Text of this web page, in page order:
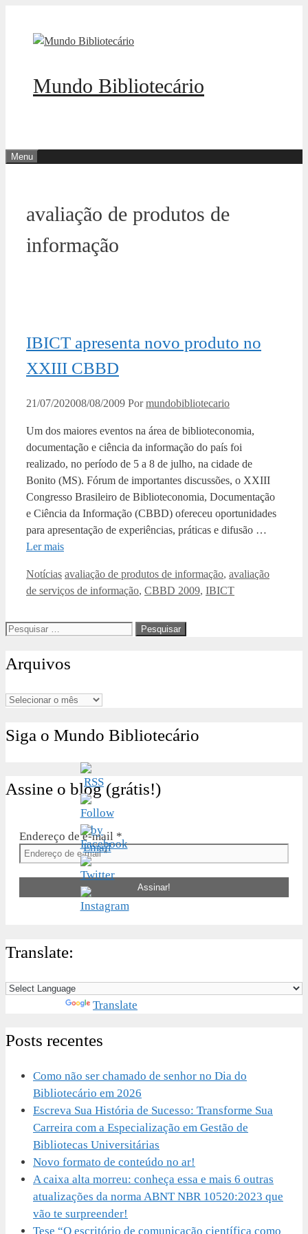
Mundo Bibliotecário
Menu
avaliação de produtos de
informação
IBICT apresenta novo produto no
XXIII CBBD
21/07/202008/08/2009 Pormundobibliotecario
Um dos maiores eventos na área de biblioteconomia,
documentação e ciência da informação do país foi
realizado, no período de 5 a 8 de julho, na cidade de
Bonito (MS). Fórum de importantes discussões, o XXIII
Congresso Brasileiro de Biblioteconomia, Documentação
e Ciência da Informação (CBBD) ofereceu oportunidades
para apresentação de experiências, práticas e difusão …
Ler mais
Categorias
Notícias Tags
avaliação de produtos de informação, avaliação
de serviços de informação, CBBD 2009, IBICT
Pesquisar
Arquivos
Arquivos
Siga o Mundo Bibliotecário
Assine o blog (grátis!)
Endereço de e-mail *
Translate:
Translate
Posts recentes
Como não ser chamado de senhor no Dia do
Bibliotecário em 2026
Escreva Sua História de Sucesso: Transforme Sua
Carreira com a Especialização em Gestão de
Bibliotecas Universitárias
Novo formato de conteúdo no ar!
A caixa alta morreu: conheça essa e mais 6 outras
atualizações da norma ABNT NBR 10520:2023 que
vão te surpreender!
Tese “O escritório de comunicação científica como